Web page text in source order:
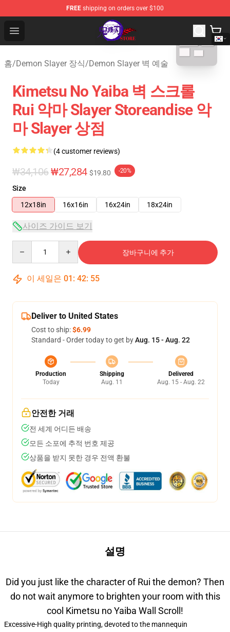
FREE shipping on orders over $100
Open menu
Kimetsu no Yaiba Store - Official Kimetsu no Yaiba
홈/Demon Slayer 장식/Demon Slayer 벽 예술
blank template
Kimetsu No Yaiba 벽 스크롤
Rui 악마 Slayer Storeandise 악
마 Slayer 상점
(4 customer reviews)
₩34,106₩27,284 $19.80 -20%
Size
12x18in
16x16in 16x24in 18x24in
사이즈 가이드 보기
장바구니에 추가
이 세일은 01 : 42: 54
Deliver to United States
Cost to ship:$6.99
Standard - Order today to get byAug. 15 - Aug. 22
Production
Today
Shipping
Aug. 11
Delivered
Aug. 15 - Aug. 22
안전한 거래
전 세계 어디든 배송
모든 소포에 추적 번호 제공
상품을 받지 못한 경우 전액 환불
설명
Did you just like the character of Rui the demon? Then
do not wait anymore to brighten your room with this
cool Kimetsu no Yaiba Wall Scroll!
Excessive-High quality printing, devoted to the mannequin